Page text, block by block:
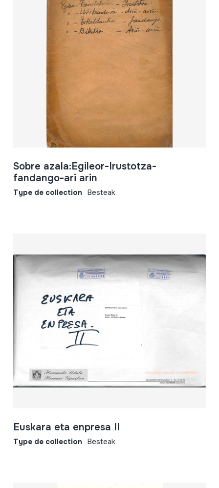
Sobre azala:Egileor-Irustotza-
fandango-ari arin
Type de collection Besteak
Euskara eta enpresa II
Type de collection Besteak